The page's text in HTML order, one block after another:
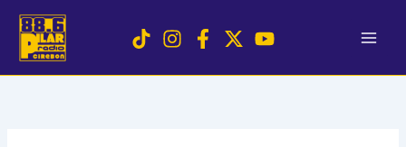
content